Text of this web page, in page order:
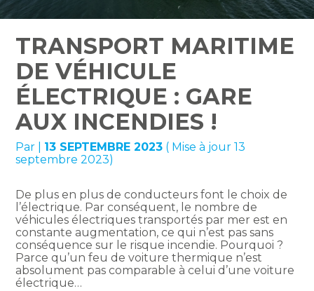
TRANSPORT MARITIME
DE VÉHICULE
ÉLECTRIQUE : GARE
AUX INCENDIES !
Par 13 SEPTEMBRE 2023 ( Mise à jour 13
septembre 2023)
De plus en plus de conducteurs font le choix de
l’électrique. Par conséquent, le nombre de
véhicules électriques transportés par mer est en
constante augmentation, ce qui n’est pas sans
conséquence sur le risque incendie. Pourquoi ?
Parce qu’un feu de voiture thermique n’est
absolument pas comparable à celui d’une voiture
électrique…